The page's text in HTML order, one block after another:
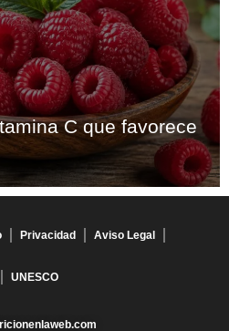
C que favorece
Privacidad Aviso Legal
UNESCO